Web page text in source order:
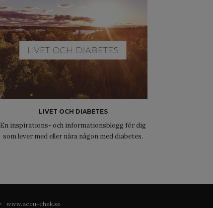
LIVET OCH DIABETES
En inspirations- och informationsblogg för dig
som lever med eller nära någon med diabetes.
www.accu-chek.se